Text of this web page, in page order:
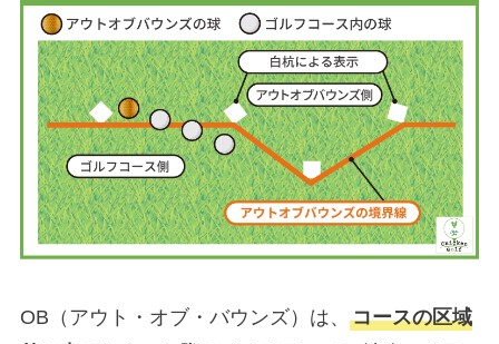
OB（アウト・オブ・バウンズ）は、 コースの区域